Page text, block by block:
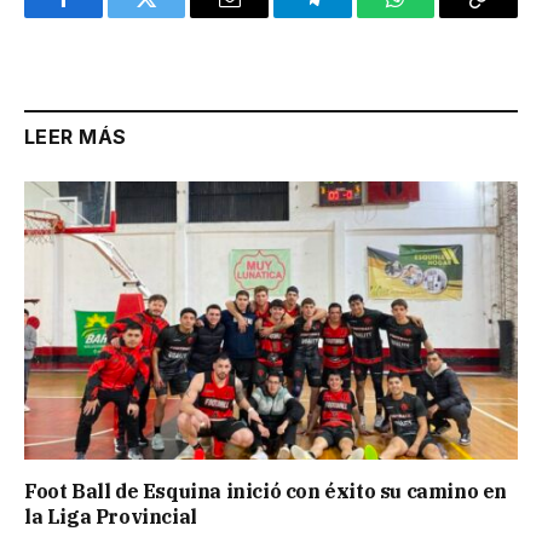
FacebookTwitter Email TelegramWhatsAppCopy
LEER MÁS
Foot Ball de Esquina inició con éxito su camino en
la Liga Provincial